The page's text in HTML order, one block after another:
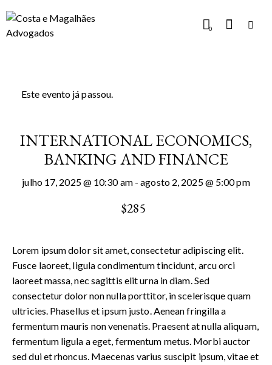
0
Este evento já passou.
INTERNATIONAL ECONOMICS,
BANKING AND FINANCE
julho 17, 2025 @ 10:30 am-agosto 2, 2025 @ 5:00 pm
$285
Lorem ipsum dolor sit amet, consectetur adipiscing elit.
Fusce laoreet, ligula condimentum tincidunt, arcu orci
laoreet massa, nec sagittis elit urna in diam. Sed
consectetur dolor non nulla porttitor, in scelerisque quam
ultricies. Phasellus et ipsum justo. Aenean fringilla a
fermentum mauris non venenatis. Praesent at nulla aliquam,
fermentum ligula a eget, fermentum metus. Morbi auctor
sed dui et rhoncus. Maecenas varius suscipit ipsum, vitae et